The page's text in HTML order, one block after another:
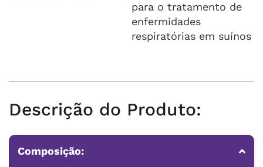
para o tratamento de
enfermidades
respiratórias em suínos
Descrição do Produto:
Composição: